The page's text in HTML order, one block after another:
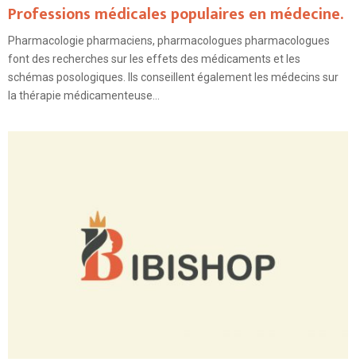
Professions médicales populaires en médecine.
Pharmacologie pharmaciens, pharmacologues pharmacologues
font des recherches sur les effets des médicaments et les
schémas posologiques. Ils conseillent également les médecins sur
la thérapie médicamenteuse...